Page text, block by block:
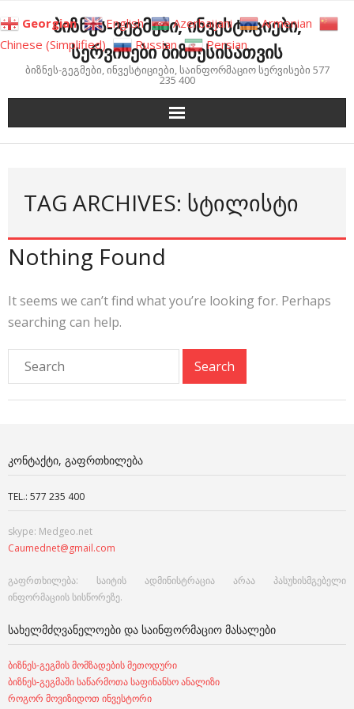
to
content
ბიზნეს-გეგმები, ინვესტიციები,
სერვისები ბიზნესისათვის
ბიზნეს-გეგმები, ინვესტიციები, საინფორმაციო სერვისები 577
235 400
TAG ARCHIVES: ᲡᲢᲘᲚᲘᲡᲢᲘ
Nothing Found
It seems we can’t find what you’re looking for. Perhaps
searching can help.
ᲙᲝᲜᲢᲐᲥᲢᲘ, ᲒᲐᲤᲠᲗᲮᲘᲚᲔᲑᲐ
TEL.: 577 235 400
skype: Medgeo.net
Caumednet@gmail.com
გაფრთხილება: საიტის ადმინისტრაცია არაა პასუხისმგებელი
ინფორმაციის სისწორეზე.
ᲡᲐᲮᲔᲚᲛᲫᲦᲕᲐᲜᲔᲚᲝᲔᲑᲘ ᲓᲐ ᲡᲐᲘᲜᲤᲝᲠᲛᲐᲪᲘᲝ ᲛᲐᲡᲐᲚᲔᲑᲘ
ბიზნეს-გეგმის მომზადების მეთოდური
ბიზნეს-გეგმაში საწარმოთა საფინანსო ანალიზი
როგორ მოვიზიდოთ ინვესტორი
Georgian English Azerbaijani
Armenian
Chinese (Simplified)
Russian Persian